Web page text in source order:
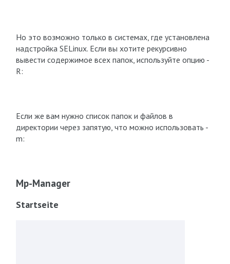
Но это возможно только в системах, где установлена
надстройка SELinux. Если вы хотите рекурсивно
вывести содержимое всех папок, используйте опцию -
R:
Если же вам нужно список папок и файлов в
директории через запятую, что можно использовать -
m:
Mp-Manager
Startseite